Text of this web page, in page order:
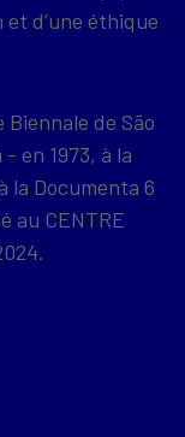
d’une éthique
de São
en 1973, à la
la Documenta 6
au CENTRE